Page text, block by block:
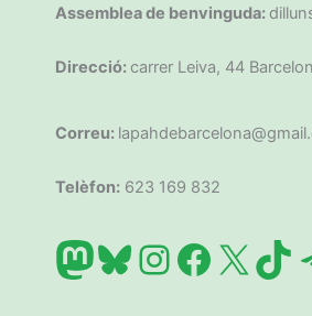
Assemblea de benvinguda:
Direcció: carrer Leiva, 44
Correu:
Telèfon: 623 169 832
Mastodon
Bluesky
X